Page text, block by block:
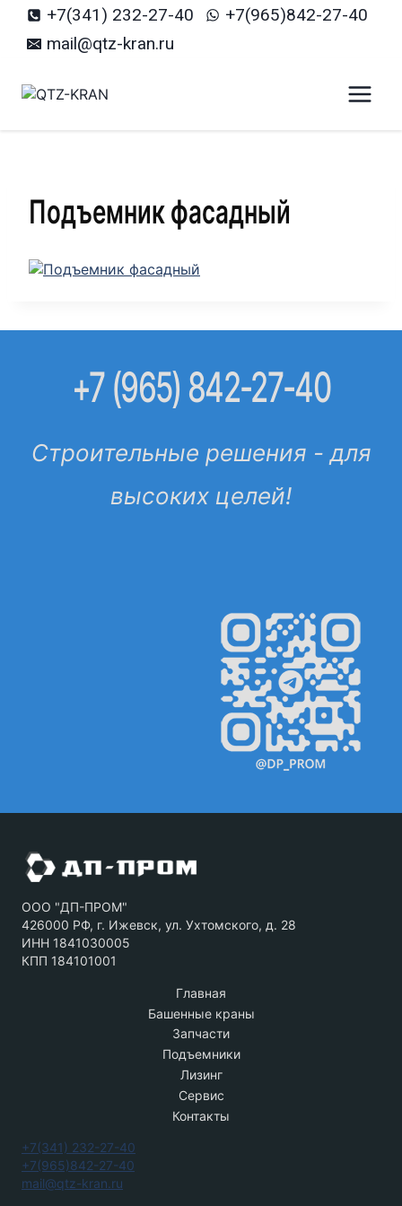
Перейти
содержанию
+7(341) 232-27-40
+7(965)842-27-40
mail@qtz-kran.ru
Подъемник фасадный
+7 (965) 842-27-40
Строительные решения - для
высоких целей!
ООО "ДП-ПРОМ"
426000 РФ, г. Ижевск, ул. Ухтомского, д. 28
ИНН 1841030005
КПП 184101001
Главная
Башенные краны
Запчасти
Подъемники
Лизинг
Сервис
Контакты
+7(341) 232-27-40
+7(965)842-27-40
mail@qtz-kran.ru